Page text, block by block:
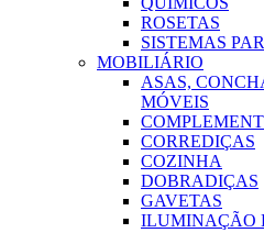
ROSETAS
SISTEMAS
MOBILIÁRIO
ASAS,
MÓVEIS
CORREDIÇAS
COZINHA
DOBRADIÇAS
GAVETAS
ILUMINAÇÃO